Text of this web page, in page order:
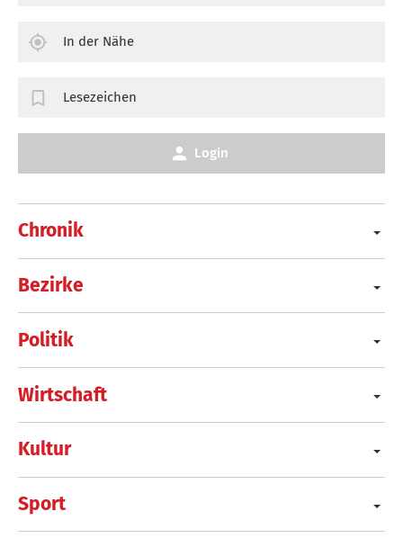
Chronik
Bezirke
Politik
Wirtschaft
Kultur
Sport
In der Nähe
Lesezeichen
Login